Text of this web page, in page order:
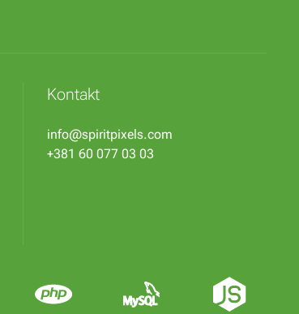
Kontakt
info@spiritpixels.com
+381 60 077 03 03